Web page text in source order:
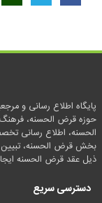
پایگاه اطلاع رسانی و
حوزه قرض الحسنه،
الحسنه، اطلاع رسانی
بخش قرض الحسنه، تبیین
ذیل عقد قرض الحسنه
دسترسی سریع